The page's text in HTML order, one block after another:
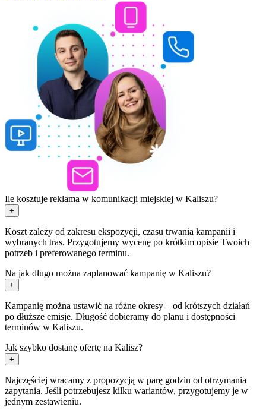
Ile kosztuje reklama w komunikacji miejskiej w Kaliszu?
+
Koszt zależy od zakresu ekspozycji, czasu trwania kampanii i
wybranych tras. Przygotujemy wycenę po krótkim opisie Twoich
potrzeb i preferowanego terminu.
Na jak długo można zaplanować kampanię w Kaliszu?
+
Kampanię można ustawić na różne okresy – od krótszych działań
po dłuższe emisje. Długość dobieramy do planu i dostępności
terminów w Kaliszu.
Jak szybko dostanę ofertę na Kalisz?
+
Najczęściej wracamy z propozycją w parę godzin od otrzymania
zapytania. Jeśli potrzebujesz kilku wariantów, przygotujemy je w
jednym zestawieniu.